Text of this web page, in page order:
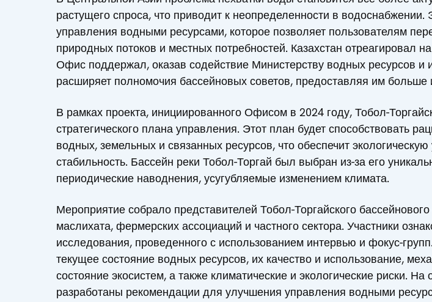
растущего спроса, что приводит к неопределенности в
управления водными ресурсами, которое позволяет пользователям
природных потоков и местных потребностей. Казахстан отреагировал
Офис поддержал, оказав содействие Министерству водных ресурсов и
расширяет полномочия бассейновых советов, предоставляя им
В рамках проекта, инициированного Офисом в 2024 году, Тобол-
стратегического плана управления. Этот план будет способствовать
водных, земельных и связанных ресурсов, что обеспечит
стабильность. Бассейн реки Тобол-Торгай был выбран из-за его
периодические наводнения, усугубляемые изменением климата.
Мероприятие собрало представителей Тобол-Торгайского
маслихата, фермерских ассоциаций и частного сектора. Участники
исследования, проведенного с использованием интервью и фокус-
текущее состояние водных ресурсов, их качество и использование,
состояние экосистем, а также климатические и экологические риски.
разработаны рекомендации для улучшения управления водными